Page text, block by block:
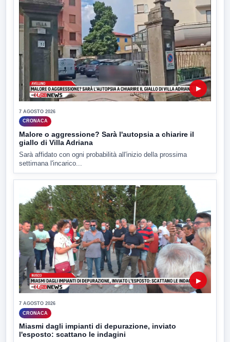
▶
7 AGOSTO 2026
CRONACA
Malore o aggressione? Sarà l'autopsia a chiarire il
giallo di Villa Adriana
Sarà affidato con ogni probabilità all'inizio della prossima
settimana l'incarico...
▶
7 AGOSTO 2026
CRONACA
Miasmi dagli impianti di depurazione, inviato
l'esposto: scattano le indagini